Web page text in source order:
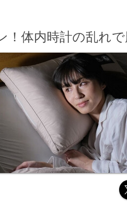
体内時計の乱れで